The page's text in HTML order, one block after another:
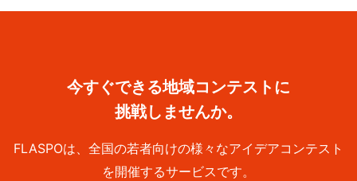
今すぐできる地域コンテストに
挑戦しませんか。
FLASPOは、全国の若者向けの様々なアイデアコンテスト
を開催するサービスです。